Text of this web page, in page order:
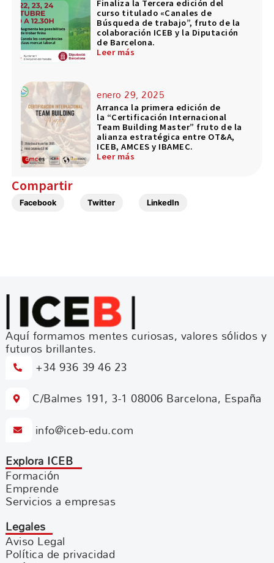
Finaliza la Tercera edición del
curso titulado «Canales de
Búsqueda de trabajo”, fruto de la
colaboración ICEB y la Diputación
de Barcelona.
Leer más
enero 29, 2025
Arranca la primera edición de
la “Certificación Internacional
Team Building Master” fruto de la
alianza estratégica entre OT&A,
ICEB, AMCES y IBAMEC.
Leer más
Compartir
Facebook Twitter LinkedIn
Aquí formamos mentes curiosas, valores sólidos y
futuros brillantes.
+34 936 39 46 23
C/Balmes 191, 3-1 08006 Barcelona, España
info@iceb-edu.com
Explora ICEB
Formación
Emprende
Servicios a empresas
Legales
Aviso Legal
Política de privacidad